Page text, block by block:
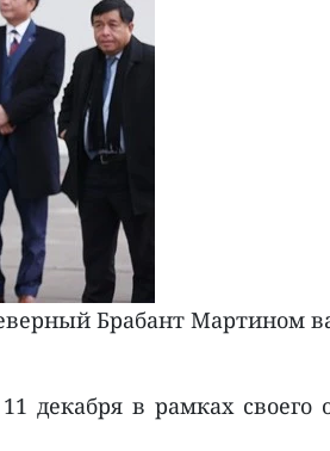
Брабант Мартином
в рамках своего